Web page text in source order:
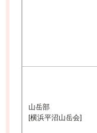
山岳部
[横浜平沼山岳会]